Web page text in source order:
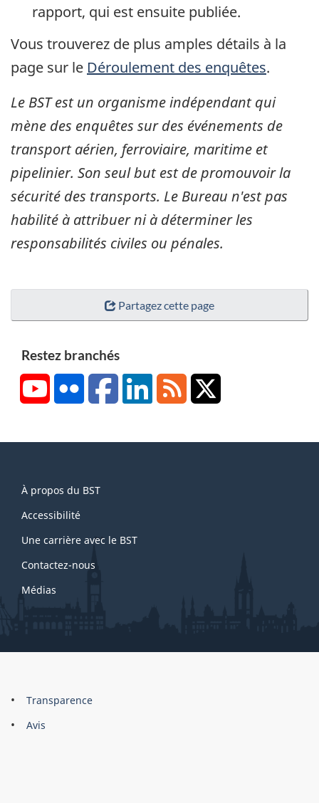
rapport, qui est ensuite publiée.
Vous trouverez de plus amples détails à la
page sur le Déroulement des enquêtes.
Le BST est un organisme indépendant qui
mène des enquêtes sur des événements de
transport aérien, ferroviaire, maritime et
pipelinier. Son seul but est de promouvoir la
sécurité des transports. Le Bureau n'est pas
habilité à attribuer ni à déterminer les
responsabilités civiles ou pénales.
Partagez cette page
Restez branchés
YouTubeFlickr FacebookLinkedInRSS
this
site
À propos du BST
Accessibilité
Une carrière avec le BST
Contactez-nous
Médias
About
this
Brand
Transparence
Avis